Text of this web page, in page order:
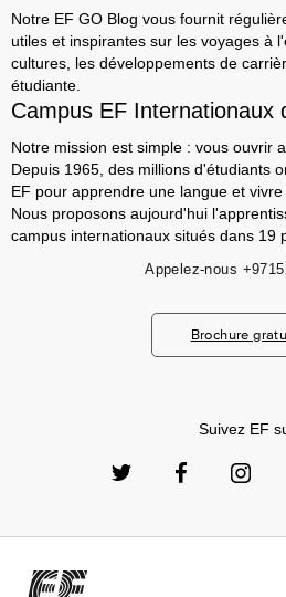
Notre EF GO Blog vous fournit
utiles et inspirantes sur les voyages à
cultures, les développements de
étudiante.
Campus EF Internationaux
Notre mission est simple : vous ouvrir
Depuis 1965, des millions d'étudiants
EF pour apprendre une langue et
Nous proposons aujourd'hui
campus internationaux situés dans 19
Appelez-nous
Brochure
Suivez EF